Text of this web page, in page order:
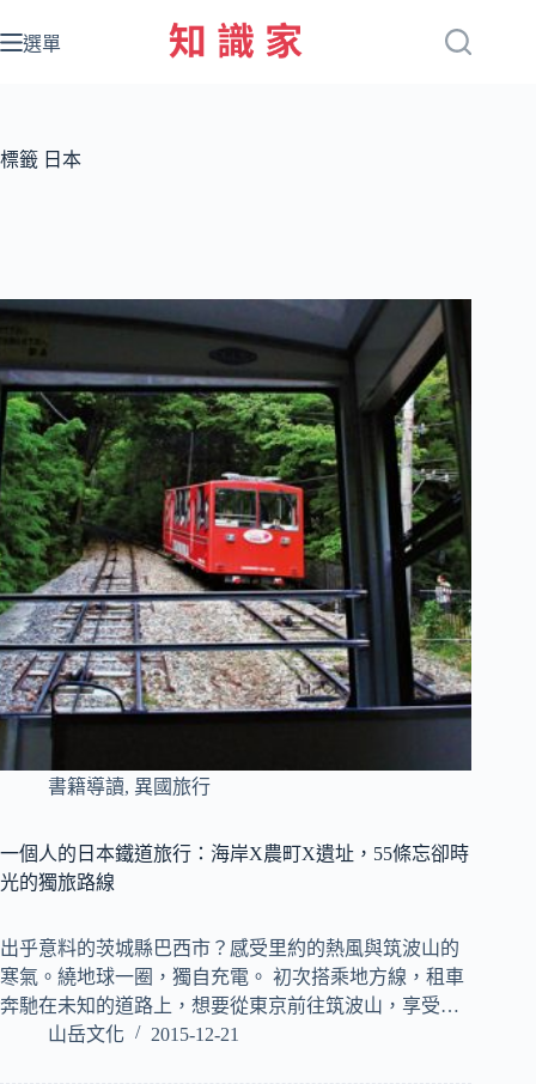
至
容
選單
標籤 日本
書籍導讀, 異國旅行
一個人的日本鐵道旅行：海岸X農町X遺址，55條忘卻時
光的獨旅路線
出乎意料的茨城縣巴西市？感受里約的熱風與筑波山的
寒氣。繞地球一圈，獨自充電。 初次搭乘地方線，租車
奔馳在未知的道路上，想要從東京前往筑波山，享受…
山岳文化
2015-12-21